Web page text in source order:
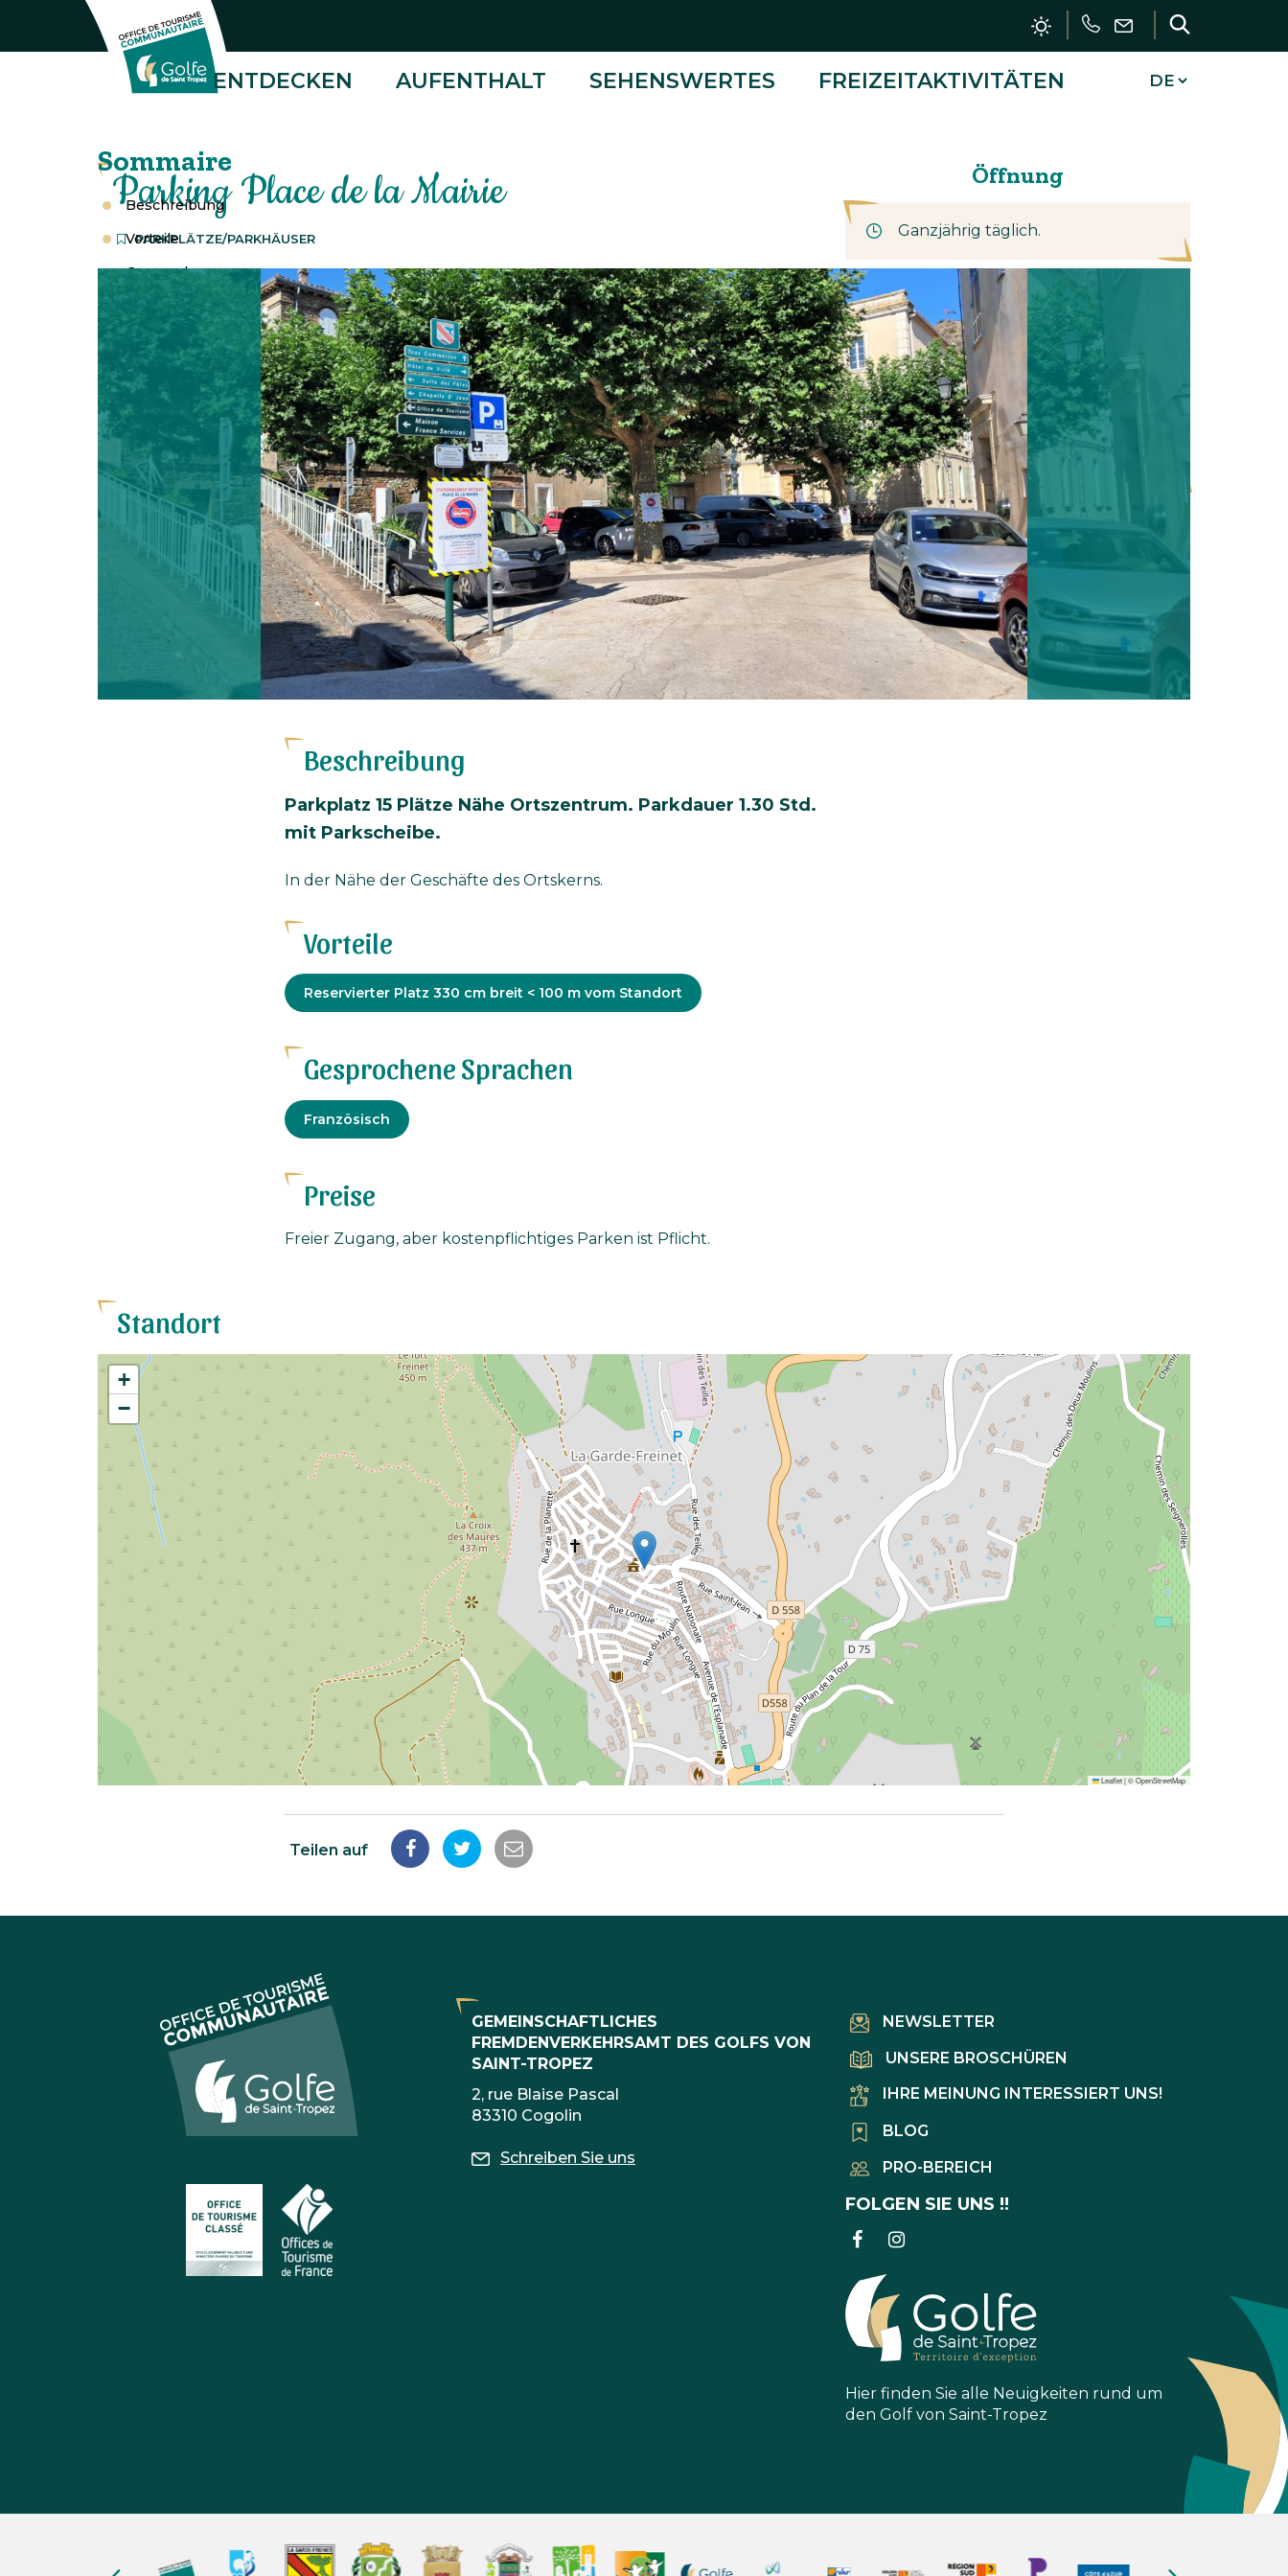
Tracker-Management
Forderung
Schreiben
Sie
uns
OT
Golfe
ENTDECKEN AUFENTHALT SEHENSWERTES FREIZEITAKTIVITÄTEN
Parking Place de la Mairie
PARKPLÄTZE/PARKHÄUSER
Sommaire
Beschreibung
Vorteile
Gesprochene
Sprachen
Preise
Standort
Beschreibung
Parkplatz 15 Plätze Nähe Ortszentrum. Parkdauer 1.30 Std.
mit Parkscheibe.
In der Nähe der Geschäfte des Ortskerns.
Vorteile
Angepasster
Tourismus
Reservierter Platz 330 cm breit < 100 m vom Standort
Gesprochene Sprachen
Französisch
Preise
Freier Zugang, aber kostenpflichtiges Parken ist Pflicht.
Öffnung
Ganzjährig täglich.
Kontakt
Parking Place de la Mairie
place de l'Hôtel de Ville
83680 La Garde-Freinet
+33 (0)4 94 55 21 00
mairie@lagardefreinet.fr
Standort
+
−
Leaflet|©OpenStreetMap
Teilen auf
Auf
teilen
Auf
teilen
Per
Mail
GEMEINSCHAFTLICHES
FREMDENVERKEHRSAMT DES GOLFS VON
SAINT-TROPEZ
2, rue Blaise Pascal
83310 Cogolin
Schreiben Sie uns
NEWSLETTER
UNSERE BROSCHÜREN
IHRE MEINUNG INTERESSIERT UNS!
BLOG
PRO-BEREICH
FOLGEN SIE UNS !!
LINK
FACEBOOK-
KONTO
INSTAGRAM-
KONTO
Hier finden Sie alle Neuigkeiten rund um
den Golf von Saint-Tropez